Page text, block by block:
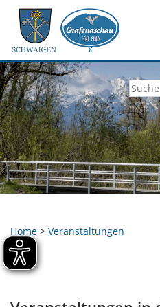
Home > Veranstaltungen